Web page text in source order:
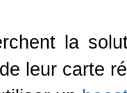
la
leur carte